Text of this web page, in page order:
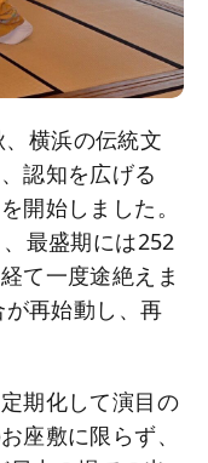
横浜の伝統文
認知を広げる
開始しました。
最盛期には252
て一度途絶えま
再始動し、再
期化して演目の
座敷に限らず、